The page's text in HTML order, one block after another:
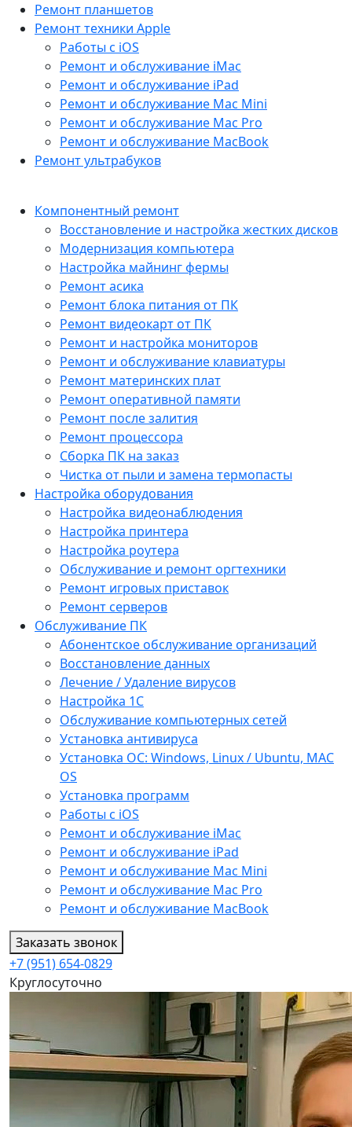
Ремонт планшетов
Ремонт техники Apple
Работы с iOS
Ремонт и обслуживание iMac
Ремонт и обслуживание iPad
Ремонт и обслуживание Mac Mini
Ремонт и обслуживание Mac Pro
Ремонт и обслуживание MacBook
Ремонт ультрабуков
Компонентный ремонт
Восстановление и настройка жестких дисков
Модернизация компьютера
Настройка майнинг фермы
Ремонт асика
Ремонт блока питания от ПК
Ремонт видеокарт от ПК
Ремонт и настройка мониторов
Ремонт и обслуживание клавиатуры
Ремонт материнских плат
Ремонт оперативной памяти
Ремонт после залития
Ремонт процессора
Сборка ПК на заказ
Чистка от пыли и замена термопасты
Настройка оборудования
Настройка видеонаблюдения
Настройка принтера
Настройка роутера
Обслуживание и ремонт оргтехники
Ремонт игровых приставок
Ремонт серверов
Обслуживание ПК
Абонентское обслуживание организаций
Восстановление данных
Лечение / Удаление вирусов
Настройка 1С
Обслуживание компьютерных сетей
Установка антивируса
Установка ОС: Windows, Linux / Ubuntu, МАС
OS
Установка программ
Работы с iOS
Ремонт и обслуживание iMac
Ремонт и обслуживание iPad
Ремонт и обслуживание Mac Mini
Ремонт и обслуживание Mac Pro
Ремонт и обслуживание MacBook
Заказать звонок
+7 (951) 654-0829
Круглосуточно